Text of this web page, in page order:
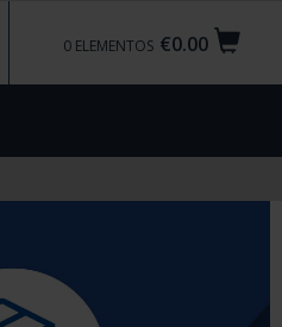
€0.00
0 ELEMENTOS